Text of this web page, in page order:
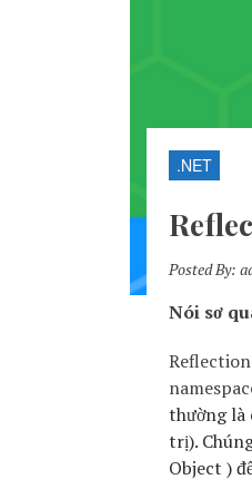
.NET
Posted By:
Nói sơ
thường là
trị).
Object )